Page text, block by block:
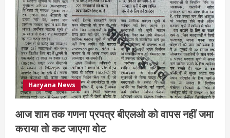
Haryana News
आज शाम तक गणना प्रपत्र बीएलओ को वापस नहीं जमा
कराया तो कट जाएगा वोट